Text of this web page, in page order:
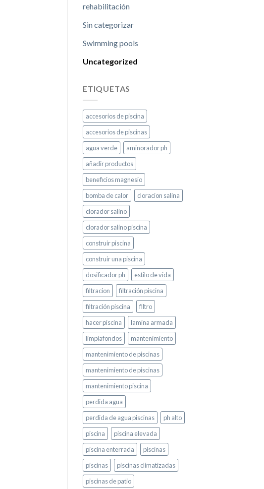
rehabilitación
Sin categorizar
Swimming pools
Uncategorized
ETIQUETAS
accesorios de piscina
accesorios de piscinas
agua verde
aminorador ph
añadir productos
beneficios magnesio
bomba de calor
cloracion salina
clorador salino
clorador salino piscina
construir piscina
construir una piscina
dosificador ph
estilo de vida
filtracion
filtración piscina
filtración piscina
filtro
hacer piscina
lamina armada
limpiafondos
mantenimiento
mantenimiento de piscinas
mantenimiento de piscinas
mantenimiento piscina
perdida agua
perdida de agua piscinas
ph alto
piscina
piscina elevada
piscina enterrada
piscinas
piscinas
piscinas climatizadas
piscinas de patio